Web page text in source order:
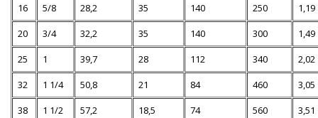
16
5/8 28,2 35 140 250
1,19
20
3/4 32,2 35 140 300
1,49
25
1 39,7 28 112 340
2,02
32
1 1/4 50,8 21 84 460
3,05
38
1 1/2 57,2 18,5 74 560
3,51